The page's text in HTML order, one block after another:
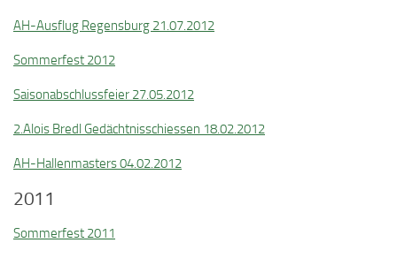
AH-Ausflug Regensburg 21.07.2012
Sommerfest 2012
Saisonabschlussfeier 27.05.2012
2.Alois Bredl Gedächtnisschiessen 18.02.2012
AH-Hallenmasters 04.02.2012
2011
Sommerfest 2011